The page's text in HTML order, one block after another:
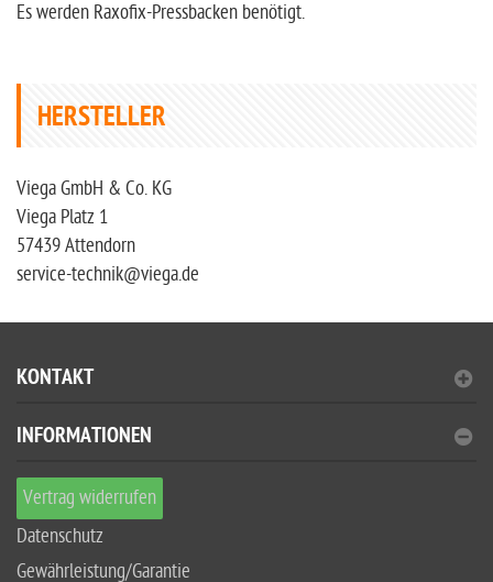
Es werden Raxofix-Pressbacken benötigt.
HERSTELLER
Viega GmbH & Co. KG
Viega Platz 1
57439 Attendorn
service-technik@viega.de
KONTAKT
INFORMATIONEN
Vertrag widerrufen
Datenschutz
Gewährleistung/Garantie